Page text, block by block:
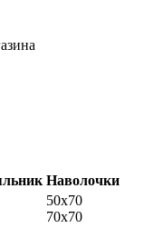
Наволочки
50х70
70х70